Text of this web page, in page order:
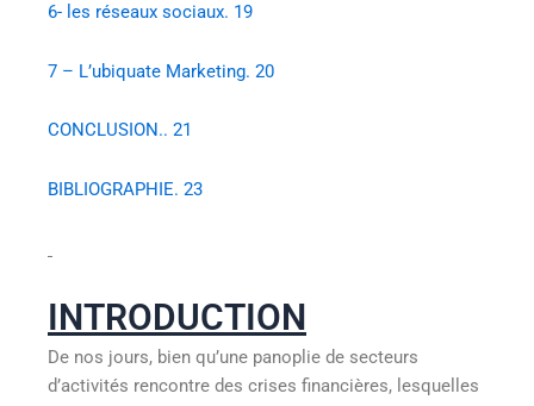
6- les réseaux sociaux. 19
7 – L’ubiquate Marketing. 20
CONCLUSION.. 21
BIBLIOGRAPHIE. 23
INTRODUCTION
De nos jours, bien qu’une panoplie de secteurs
d’activités rencontre des crises financières, lesquelles